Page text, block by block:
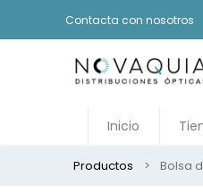
Contacta con nosotros
Inicio
Productos Bolsa